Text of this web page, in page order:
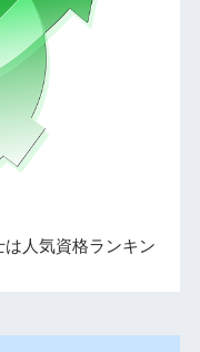
は人気資格ランキン